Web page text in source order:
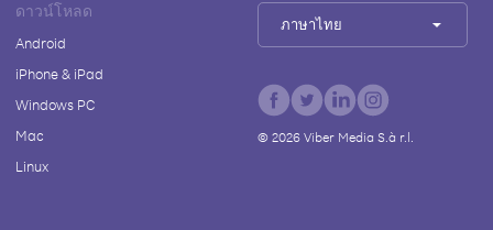
ดาวน์โหลด
Android
iPhone & iPad
Windows PC
Mac
Linux
ภาษาไทย
© 2026Viber Media S.à r.l.